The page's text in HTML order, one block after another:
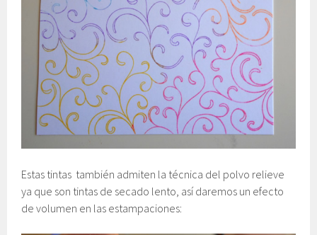
Estas tintas también admiten la técnica del polvo relieve
ya que son tintas de secado lento, así daremos un efecto
de volumen en las estampaciones: